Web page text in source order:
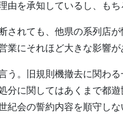
由を承知しているし、も
されても、他県の系列店
業にそれほど大きな影響が
う。旧規則機撤去に関わ
分に関してはあくまで都
紀会の誓約内容を順守し